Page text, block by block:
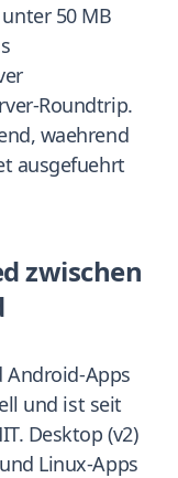
50 MB
Roundtrip.
waehrend
ausgefuehrt
zwischen
Android-Apps
und ist seit
Desktop (v2)
Linux-Apps